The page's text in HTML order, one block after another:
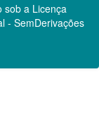
sob a Licença
- SemDerivações